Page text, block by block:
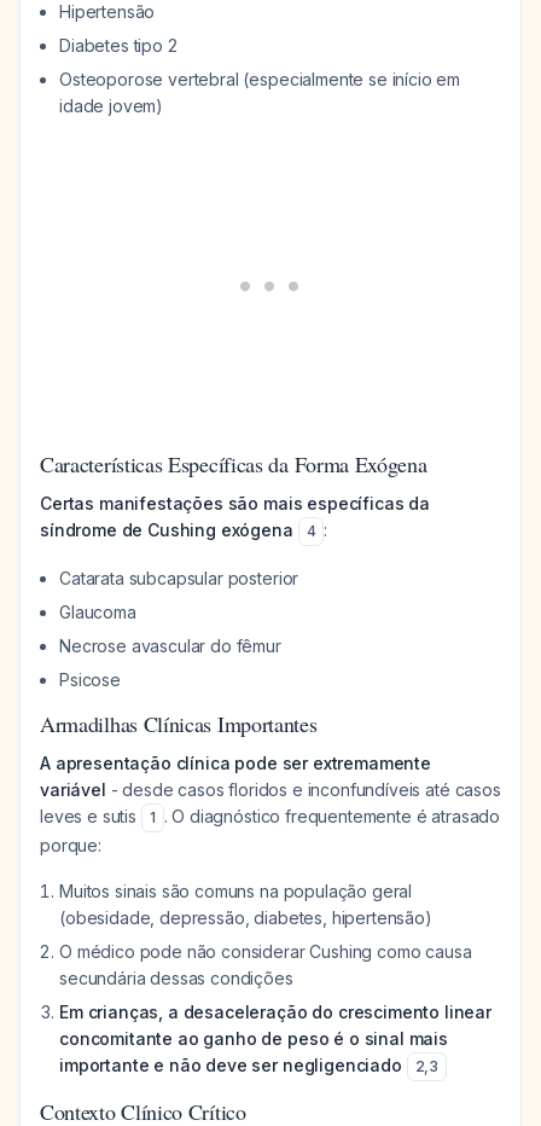
Hipertensão
Diabetes tipo 2
Osteoporose vertebral (especialmente se início em
idade jovem)
Características Específicas da Forma Exógena
Certas manifestações são mais específicas da
síndrome de Cushing exógena
4 :
Catarata subcapsular posterior
Glaucoma
Necrose avascular do fêmur
Psicose
Armadilhas Clínicas Importantes
A apresentação clínica pode ser extremamente
variável - desde casos floridos e inconfundíveis até casos
leves e sutis
1 . O diagnóstico frequentemente é atrasado
porque:
Muitos sinais são comuns na população geral
(obesidade, depressão, diabetes, hipertensão)
O médico pode não considerar Cushing como causa
secundária dessas condições
Em crianças, a desaceleração do crescimento linear
concomitante ao ganho de peso é o sinal mais
importante e não deve ser negligenciado
2,3
Contexto Clínico Crítico